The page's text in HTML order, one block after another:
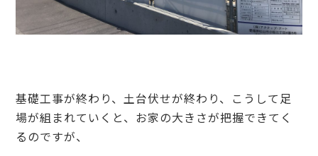
基礎工事が終わり、土台伏せが終わり、こうして足
場が組まれていくと、お家の大きさが把握できてく
るのですが、